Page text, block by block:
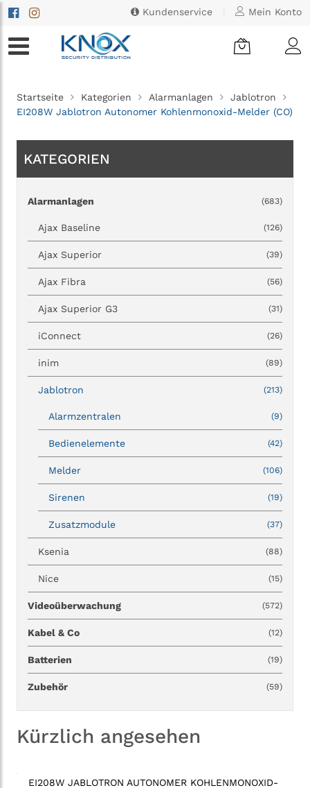
Kundenservice Mein Konto
Startseite Kategorien Alarmanlagen
Jablotron
EI208W Jablotron Autonomer Kohlenmonoxid-Melder (CO)
KATEGORIEN
Alarmanlagen (683)
Ajax Baseline (126)
Ajax Superior (39)
Ajax Fibra (56)
Ajax Superior G3 (31)
iConnect (26)
inim (89)
Jablotron (213)
Alarmzentralen (9)
Bedienelemente (42)
Melder (106)
Sirenen (19)
Zusatzmodule (37)
Ksenia (88)
Nice (15)
Videoüberwachung (572)
Kabel & Co (12)
Batterien (19)
Zubehör (59)
Kürzlich angesehen
EI208W JABLOTRON AUTONOMER KOHLENMONOXID-